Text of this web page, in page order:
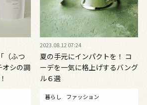
（ふつ
オシの調
2023.08.12 07:24
夏の手元にインパクトを！ コ
ーデを一気に格上げするバング
ル６選
暮らし ファッション